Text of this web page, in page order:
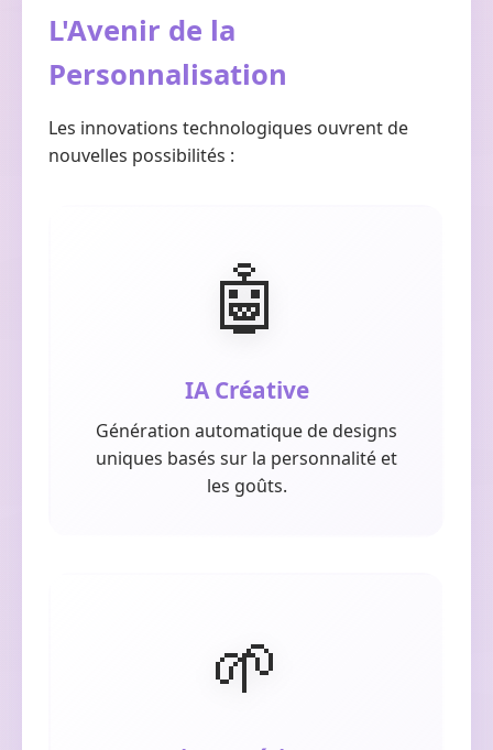
L'Avenir de la
Personnalisation
Les innovations technologiques ouvrent de
nouvelles possibilités :
🤖
IA Créative
Génération automatique de designs
uniques basés sur la personnalité et
les goûts.
🌱